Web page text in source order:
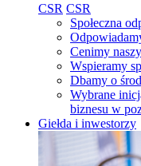
CSR CSR
Społeczna
Cenimy
Wspieramy
Dbamy o
Wybrane
biznesu w
Giełda i inwestorzy